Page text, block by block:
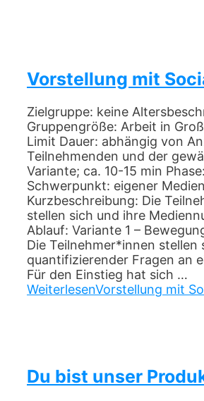
Vorstellung mit
Zielgruppe: keine
Gruppengröße: Arbeit in
Limit Dauer: abhängig von
Teilnehmenden und der
Variante; ca. 10-15 min
Schwerpunkt: eigener
Kurzbeschreibung: Die
stellen sich und ihre
Ablauf: Variante 1 –
Die Teilnehmer*innen stellen
quantifizierender Fragen an
Für den Einstieg hat sich …
WeiterlesenVorstellung mit
Du bist unser